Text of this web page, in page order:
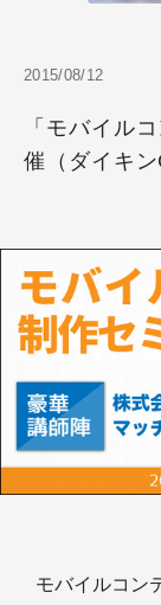
2015/08/12
「モバイル
催（ダイキン
モバイルコン